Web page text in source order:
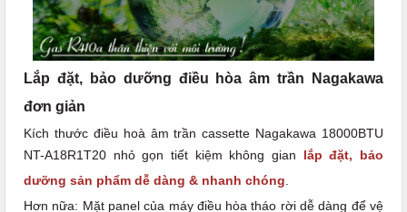
Lắp đặt, bảo dưỡng điều hòa âm trần Nagakawa
đơn giản
Kích thước điều hoà âm trần cassette Nagakawa 18000BTU
NT-A18R1T20 nhỏ gọn tiết kiệm không gian lắp đặt, bảo
dưỡng sản phẩm dễ dàng & nhanh chóng
Hơn nữa: Mặt panel của máy điều hòa tháo rời dễ dàng để vệ